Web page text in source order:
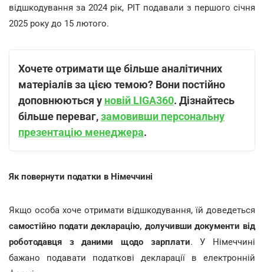
відшкодування за 2024 рік, PIT подавали з першого січня
2025 року до 15 лютого.
Хочете отримати ще більше аналітичних
матеріалів за цією темою? Вони постійно
доповнюються у новій LIGA360. Дізнайтесь
більше переваг,замовивши персональну
презентацію менеджера.
Як повернути податки в Німеччині
Якщо особа хоче отримати відшкодування, їй доведеться
самостійно подати декларацію, долучивши документи від
роботодавця з даними щодо зарплати. У Німеччині
бажано подавати податкові декларації в електронній